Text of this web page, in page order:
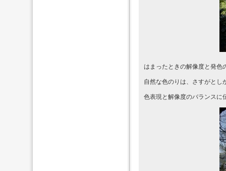
はまったときの解像度と発色
自然な色のりは、さすがとし
色表現と解像度のバランスに